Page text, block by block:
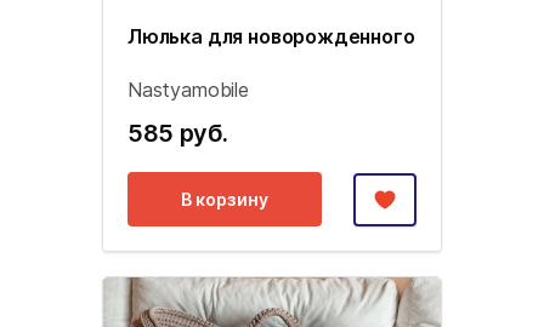
Люлька для новорожденного
Nastyamobile
585 руб.
В корзину